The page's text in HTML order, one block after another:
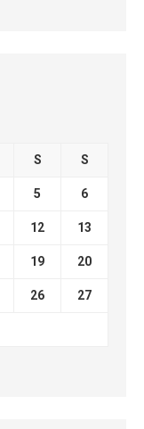
S S
5 6
12 13
19 20
26 27